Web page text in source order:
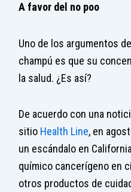
A favor del no poo
Uno de los argumentos
champú es que su
la salud. ¿Es así?
De acuerdo con una
sitio Health Line, en
un escándalo en
químico cancerígeno en
otros productos de